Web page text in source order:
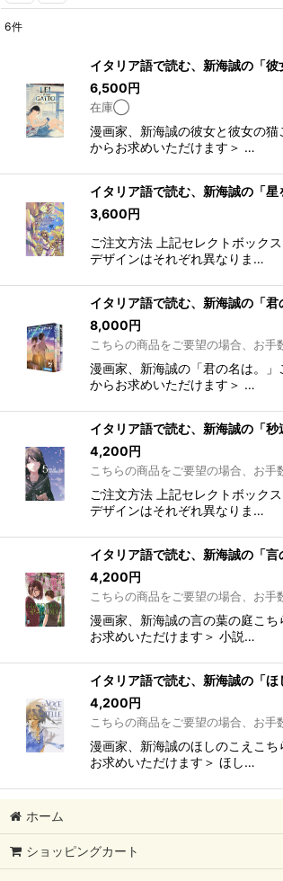
在庫あり
並び順:
6件
イタリア語で読む、新海誠の「
6,500円
在庫◯
漫画家、新海誠の彼女と彼女の
からお求めいただけます＞ …
イタリア語で読む、新海誠の「星
3,600円
ご注文方法 上記セレクトボック
デザインはそれぞれ異なりま…
イタリア語で読む、新海誠の「君
8,000円
こちらの商品をご要望の場合、お手
漫画家、新海誠の「君の名は。
からお求めいただけます＞ …
イタリア語で読む、新海誠の「秒
4,200円
こちらの商品をご要望の場合、お手
ご注文方法 上記セレクトボック
デザインはそれぞれ異なりま…
イタリア語で読む、新海誠の「
4,200円
こちらの商品をご要望の場合、お手
漫画家、新海誠の言の葉の庭こ
お求めいただけます＞ 小説…
イタリア語で読む、新海誠の「
4,200円
こちらの商品をご要望の場合、お手
漫画家、新海誠のほしのこえこ
お求めいただけます＞ ほし…
ホーム
ショッピングカート